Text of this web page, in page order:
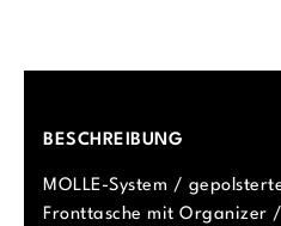
BESCHREIBUNG
MOLLE-System /
Fronttasche mit Organizer